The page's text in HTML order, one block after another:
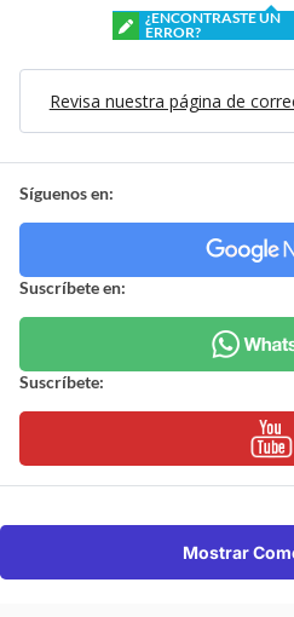
¿ENCONTRASTE UN
ERROR?
Revisa nuestra página de
Síguenos en:
Suscríbete en:
Suscríbete:
Mostrar